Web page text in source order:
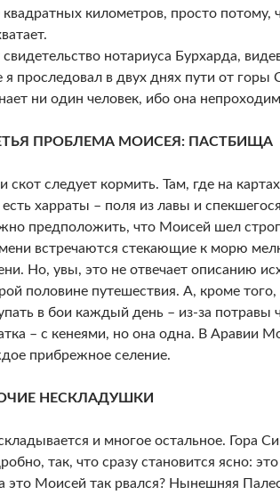
квадратных километров, просто
свидетельство нотариуса Бурхарда,
я проследовал в двух днях пути от
ни один человек, ибо она
ПРОБЛЕМА МОИСЕЯ: ПАСТБИЩА
скот следует кормить. Там, где на
есть харраты – поля из лавы и
предположить, что Моисей шел
встречаются стекающие к морю
Но, увы, это не отвечает описанию
половине путешествия. А, кроме
в бои каждый день – из-за
– с кенеями, но она одна. В Аравии
прибрежное селение.
НЕСКЛАДУШКИ
и многое остальное. Гора
так, что сразу становится ясно:
это Моисей так рвался? Нынешняя